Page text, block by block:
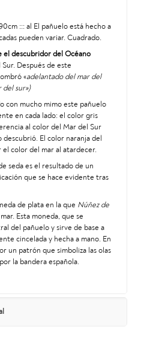
::: al El pañuelo está hecho a
pueden variar. Cuadrado.
el descubridor del Océano
Después de este
«adelantado del mar del
del sur»)
con mucho mimo este pañuelo
en cada lado: el color gris
al color del Mar del Sur
descubrió. El color naranja del
color del mar al atardecer.
seda es el resultado de un
que se hace evidente tras
de plata en la que Núñez de
Esta moneda, que se
del pañuelo y sirve de base a
cincelada y hecha a mano. En
un patrón que simboliza las olas
la bandera española.